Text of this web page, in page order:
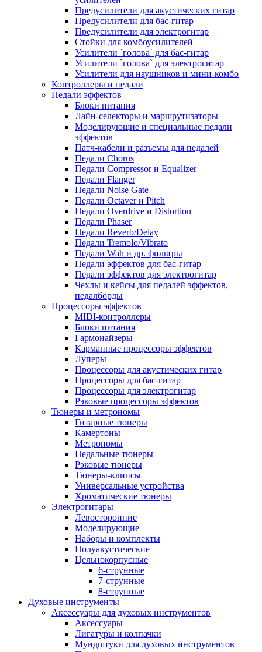
Предусилители для акустических гитар
Предусилители для бас-гитар
Предусилители для электрогитар
Стойки для комбоусилителей
Усилители `голова` для бас-гитар
Усилители `голова` для электрогитар
Усилители для наушников и мини-комбо
Контроллеры и педали
Педали эффектов
Блоки питания
Лайн-селекторы и маршрутизаторы
Моделирующие и специальные педали
эффектов
Патч-кабели и разъемы для педалей
Педали Chorus
Педали Compressor и Equalizer
Педали Flanger
Педали Noise Gate
Педали Octaver и Pitch
Педали Overdrive и Distortion
Педали Phaser
Педали Reverb/Delay
Педали Tremolo/Vibrato
Педали Wah и др. фильтры
Педали эффектов для бас-гитар
Педали эффектов для электрогитар
Чехлы и кейсы для педалей эффектов,
педалборды
Процессоры эффектов
MIDI-контроллеры
Блоки питания
Гармонайзеры
Карманные процессоры эффектов
Луперы
Процессоры для акустических гитар
Процессоры для бас-гитар
Процессоры для электрогитар
Рэковые процессоры эффектов
Тюнеры и метрономы
Гитарные тюнеры
Камертоны
Метрономы
Педальные тюнеры
Рэковые тюнеры
Тюнеры-клипсы
Универсальные устройства
Хроматические тюнеры
Электрогитары
Левосторонние
Моделирующие
Наборы и комплекты
Полуакустические
Цельнокорпусные
6-струнные
7-струнные
8-струнные
Духовые инструменты
Аксессуары для духовых инструментов
Аксессуары
Лигатуры и колпачки
Мундштуки для духовых инструментов